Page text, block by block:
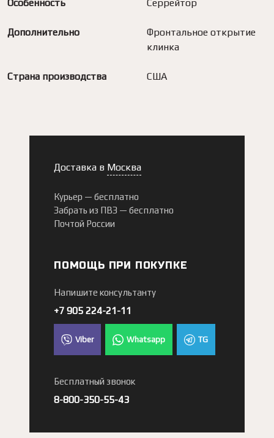
Особенность Серрейтор
Дополнительно
Фронтальное открытие
клинка
Страна производства США
Доставка в Москва
Курьер — бесплатно
Забрать из ПВЗ — бесплатно
Почтой России
ПОМОЩЬ ПРИ ПОКУПКЕ
Напишите консультанту
+7 905 224-21-11
Viber Whatsapp TG
Бесплатный звонок
8-800-350-55-43